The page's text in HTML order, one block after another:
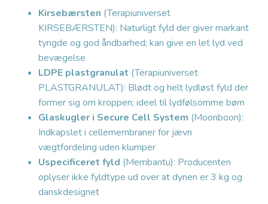
Kirsebærsten (Terapiuniverset
KIRSEBÆRSTEN): Naturligt fyld der giver markant
tyngde og god åndbarhed; kan give en let lyd ved
bevægelse
LDPE plastgranulat (Terapiuniverset
PLASTGRANULAT): Blødt og helt lydløst fyld der
former sig om kroppen; ideel til lydfølsomme børn
Glaskugler i Secure Cell System (Moonboon):
Indkapslet i cellemembraner for jævn
vægtfordeling uden klumper
Uspecificeret fyld (Membantu): Producenten
oplyser ikke fyldtype ud over at dynen er 3 kg og
danskdesignet